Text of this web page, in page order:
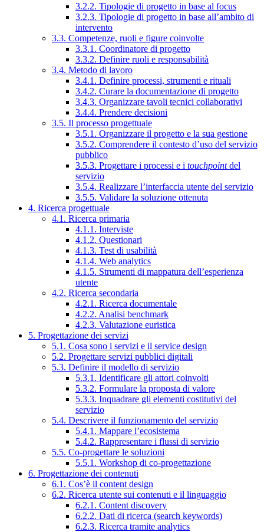
3.2.2. Tipologie di progetto in base al focus
3.2.3. Tipologie di progetto in base all’ambito di
intervento
3.3. Competenze, ruoli e figure coinvolte
3.3.1. Coordinatore di progetto
3.3.2. Definire ruoli e responsabilità
3.4. Metodo di lavoro
3.4.1. Definire processi, strumenti e rituali
3.4.2. Curare la documentazione di progetto
3.4.3. Organizzare tavoli tecnici collaborativi
3.4.4. Prendere decisioni
3.5. Il processo progettuale
3.5.1. Organizzare il progetto e la sua gestione
3.5.2. Comprendere il contesto d’uso del servizio
pubblico
3.5.3. Progettare i processi e i touchpointdel
servizio
3.5.4. Realizzare l’interfaccia utente del servizio
3.5.5. Validare la soluzione ottenuta
4. Ricerca progettuale
4.1. Ricerca primaria
4.1.1. Interviste
4.1.2. Questionari
4.1.3. Test di usabilità
4.1.4. Web analytics
4.1.5. Strumenti di mappatura dell’esperienza
utente
4.2. Ricerca secondaria
4.2.1. Ricerca documentale
4.2.2. Analisi benchmark
4.2.3. Valutazione euristica
5. Progettazione dei servizi
5.1. Cosa sono i servizi e il service design
5.2. Progettare servizi pubblici digitali
5.3. Definire il modello di servizio
5.3.1. Identificare gli attori coinvolti
5.3.2. Formulare la proposta di valore
5.3.3. Inquadrare gli elementi costitutivi del
servizio
5.4. Descrivere il funzionamento del servizio
5.4.1. Mappare l’ecosistema
5.4.2. Rappresentare i flussi di servizio
5.5. Co-progettare le soluzioni
5.5.1. Workshop di co-progettazione
6. Progettazione dei contenuti
6.1. Cos’è il content design
6.2. Ricerca utente sui contenuti e il linguaggio
6.2.1. Content discovery
6.2.2. Dati di ricerca (search keywords)
6.2.3. Ricerca tramite analytics